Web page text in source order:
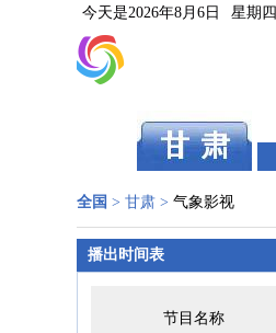
今天是2026年8月6日 星期四
全国 > 甘肃 > 气象影视
播出时间表
节目名称